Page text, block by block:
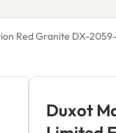
Red Granite DX-
Duxot